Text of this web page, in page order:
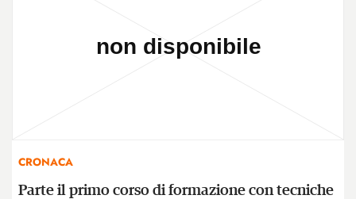
CRONACA
Parte il primo corso di formazione con tecniche